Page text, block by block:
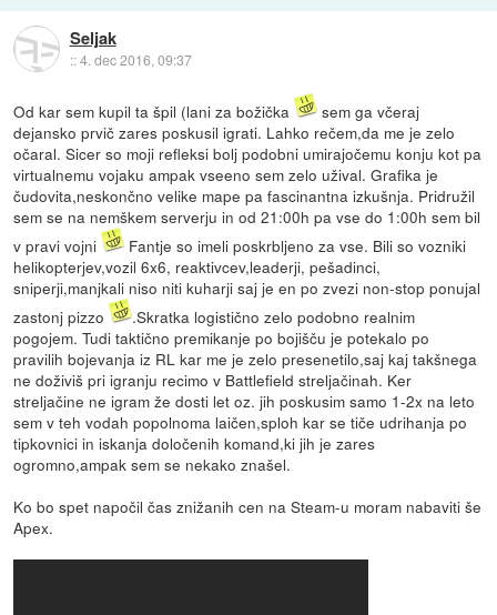
Seljak
::4. dec 2016, 09:37
Od kar sem kupil ta špil (lani za božička
sem ga včeraj
dejansko prvič zares poskusil igrati. Lahko rečem,da me je zelo
očaral. Sicer so moji refleksi bolj podobni umirajočemu konju kot pa
virtualnemu vojaku ampak vseeno sem zelo užival. Grafika je
čudovita,neskončno velike mape pa fascinantna izkušnja. Pridružil
sem se na nemškem serverju in od 21:00h pa vse do 1:00h sem bil
v pravi vojni
Fantje so imeli poskrbljeno za vse. Bili so vozniki
helikopterjev,vozil 6x6, reaktivcev,leaderji, pešadinci,
sniperji,manjkali niso niti kuharji saj je en po zvezi non-stop ponujal
zastonj pizzo
.Skratka logistično zelo podobno realnim
pogojem. Tudi taktično premikanje po bojišču je potekalo po
pravilih bojevanja iz RL kar me je zelo presenetilo,saj kaj takšnega
ne doživiš pri igranju recimo v Battlefield streljačinah. Ker
streljačine ne igram že dosti let oz. jih poskusim samo 1-2x na leto
sem v teh vodah popolnoma laičen,sploh kar se tiče udrihanja po
tipkovnici in iskanja določenih komand,ki jih je zares
ogromno,ampak sem se nekako znašel.
Ko bo spet napočil čas znižanih cen na Steam-u moram nabaviti še
Apex.